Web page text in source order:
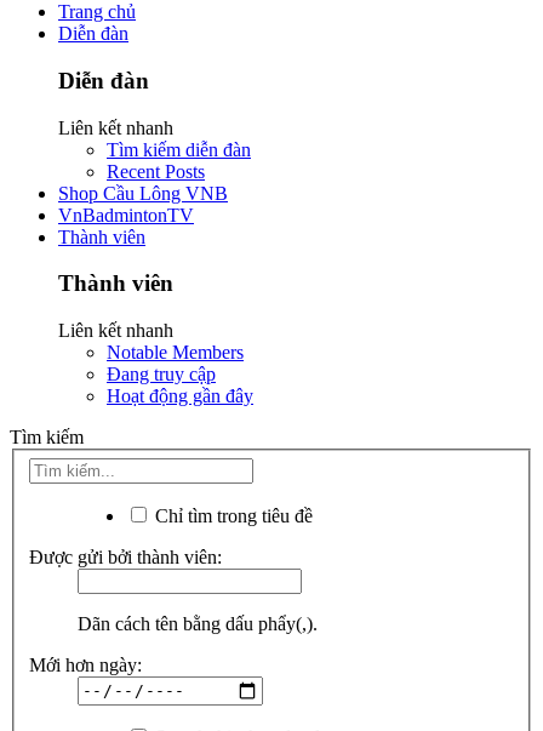
Trang chủ
Diễn đàn
Diễn đàn
Liên kết nhanh
Tìm kiếm diễn đàn
Recent Posts
Shop Cầu Lông VNB
VnBadmintonTV
Thành viên
Thành viên
Liên kết nhanh
Notable Members
Đang truy cập
Hoạt động gần đây
Tìm kiếm
Chỉ tìm trong tiêu đề
Được gửi bởi thành viên:
Dãn cách tên bằng dấu phẩy(,).
Mới hơn ngày: